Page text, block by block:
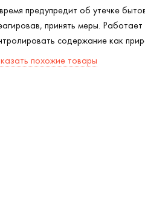
предупредит об утечке
принять меры.
содержание как
похожие товары